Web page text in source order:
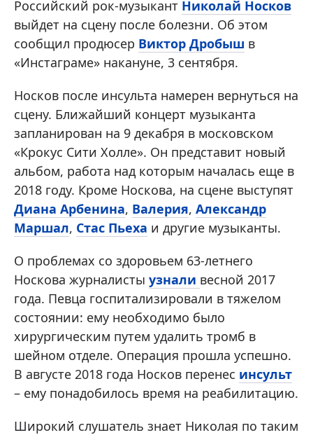
Российский рок-музыкант Николай Носков
выйдет на сцену после болезни. Об этом
сообщил продюсер Виктор Дробыш в
«Инстаграме» накануне, 3 сентября.
Носков после инсульта намерен вернуться на
сцену. Ближайший концерт музыканта
запланирован на 9 декабря в московском
«Крокус Сити Холле». Он представит новый
альбом, работа над которым началась еще в
2018 году. Кроме Носкова, на сцене выступят
Диана Арбенина, Валерия, Александр
Маршал, Стас Пьеха и другие музыканты.
О проблемах со здоровьем 63-летнего
Носкова журналисты узнали весной 2017
года. Певца госпитализировали в тяжелом
состоянии: ему необходимо было
хирургическим путем удалить тромб в
шейном отделе. Операция прошла успешно.
В августе 2018 года Носков перенес инсульт
– ему понадобилось время на реабилитацию.
Широкий слушатель знает Николая по таким